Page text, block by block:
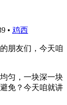
• 鸡西
朋友们，今天咱
匀，一块深一块
免？今天咱就讲